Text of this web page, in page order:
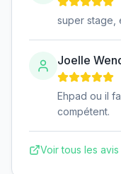
super stage,
Joelle
Ehpad ou il
compétent.
Voir tous les